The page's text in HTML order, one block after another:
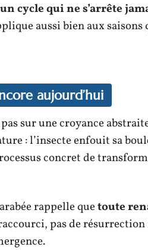
cycle qui ne s’arrête
aussi bien aux saisons
aujourd’hui
sur une croyance
: l’insecte enfouit sa
concret de
rappelle quetoute
pas de